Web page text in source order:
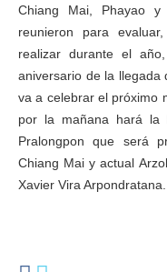
Chiang Mai, Phayao
reunieron para
realizar durante el
aniversario de la llegada
va a celebrar el próximo
por la mañana hará la
Pralongpon que será
Chiang Mai y actual
Xavier Vira Arpondratana.